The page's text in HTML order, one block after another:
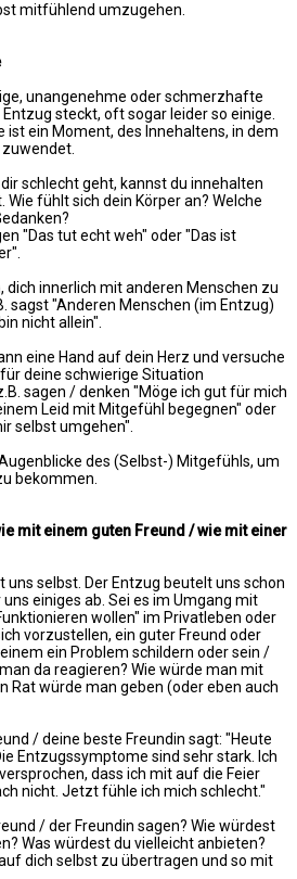
mitfühlend umzugehen.
unangenehme oder schmerzhafte
steckt, oft sogar leider so einige.
ist ein Moment, des Innehaltens, in dem
schlecht geht, kannst du innehalten
Wie fühlt sich dein Körper an? Welche
"Das tut echt weh" oder "Das ist
dich innerlich mit anderen Menschen zu
sagst "Anderen Menschen (im Entzug)
nicht allein".
eine Hand auf dein Herz und versuche
deine schwierige Situation
sagen / denken "Möge ich gut für mich
Leid mit Mitgefühl begegnen" oder
selbst umgehen".
des (Selbst-) Mitgefühls, um
bekommen.
mit einem guten Freund / wie mit einer
selbst. Der Entzug beutelt uns schon
einiges ab. Sei es im Umgang mit
wollen" im Privatleben oder
vorzustellen, ein guter Freund oder
ein Problem schildern oder sein /
da reagieren? Wie würde man mit
Rat würde man geben (oder eben auch
/ deine beste Freundin sagt: "Heute
Entzugssymptome sind sehr stark. Ich
dass ich mit auf die Feier
nicht. Jetzt fühle ich mich schlecht."
/ der Freundin sagen? Wie würdest
Was würdest du vielleicht anbieten?
dich selbst zu übertragen und so mit